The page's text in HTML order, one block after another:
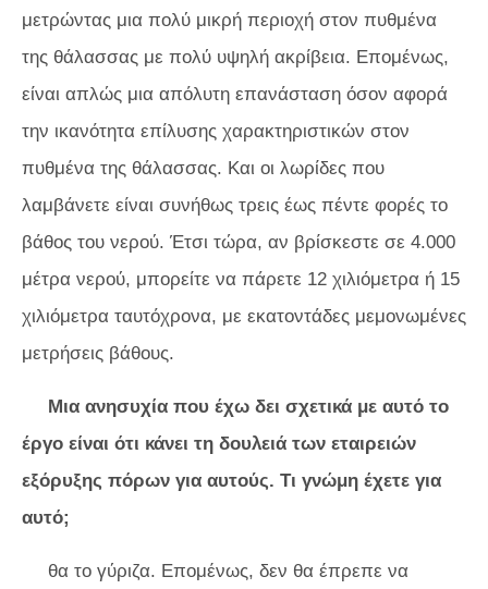
μετρώντας μια πολύ μικρή περιοχή στον πυθμένα
της θάλασσας με πολύ υψηλή ακρίβεια. Επομένως,
είναι απλώς μια απόλυτη επανάσταση όσον αφορά
την ικανότητα επίλυσης χαρακτηριστικών στον
πυθμένα της θάλασσας. Και οι λωρίδες που
λαμβάνετε είναι συνήθως τρεις έως πέντε φορές το
βάθος του νερού. Έτσι τώρα, αν βρίσκεστε σε 4.000
μέτρα νερού, μπορείτε να πάρετε 12 χιλιόμετρα ή 15
χιλιόμετρα ταυτόχρονα, με εκατοντάδες μεμονωμένες
μετρήσεις βάθους.
Μια ανησυχία που έχω δει σχετικά με αυτό το
έργο είναι ότι κάνει τη δουλειά των εταιρειών
εξόρυξης πόρων για αυτούς. Τι γνώμη έχετε για
αυτό;
θα το γύριζα. Επομένως, δεν θα έπρεπε να